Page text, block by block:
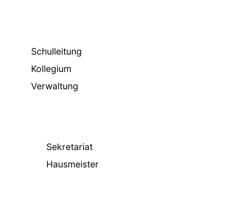
Schulleitung
Kollegium
Verwaltung
Sekretariat
Hausmeister